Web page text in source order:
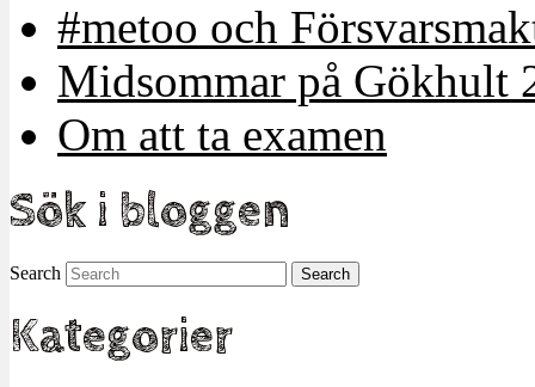
#metoo och
Midsommar på Gökhult
Om att ta examen
Sök i bloggen
Search
Kategorier